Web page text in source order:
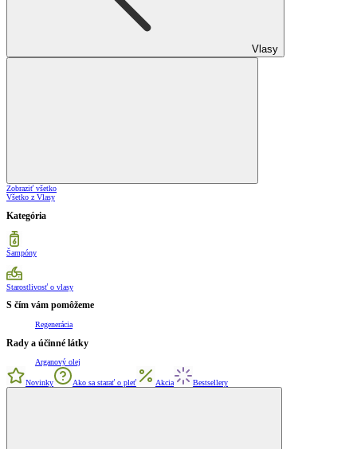
Vlasy
Zobraziť všetko
Všetko z Vlasy
Kategória
Šampóny
Starostlivosť o vlasy
S čím vám pomôžeme
Regenerácia
Rady a účinné látky
Arganový olej
Novinky Ako sa starať o pleť Akcia Bestsellery